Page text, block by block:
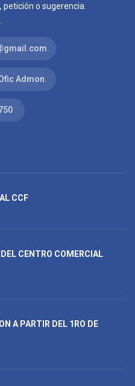
o sugerencia.
Admon.
CCF
CENTRO COMERCIAL
A PARTIR DEL 1RO DE